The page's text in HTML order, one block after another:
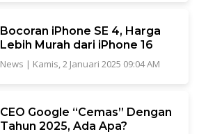
Bocoran iPhone SE 4, Harga
Lebih Murah dari iPhone 16
News | Kamis, 2 Januari 2025 09:04 AM
CEO Google “Cemas” Dengan
Tahun 2025, Ada Apa?